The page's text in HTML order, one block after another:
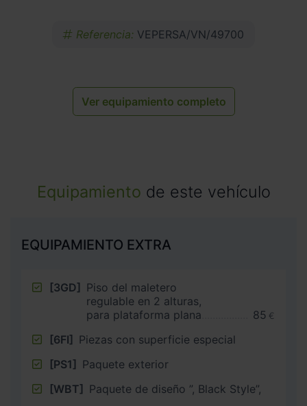
Referencia: VEPERSA/VN/49700
Ver equipamiento completo
Equipamiento de este vehículo
EQUIPAMIENTO EXTRA
[3GD] Piso del maletero
regulable en 2 alturas,
para plataforma plana
85 €
[6FI] Piezas con superficie especial
[PS1] Paquete exterior
[WBT] Paquete de diseño ”, Black Style”,